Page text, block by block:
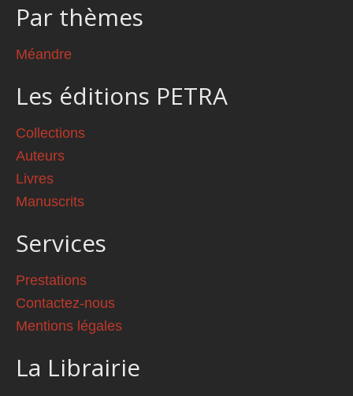
Par thèmes
Méandre
Les éditions PETRA
Collections
Auteurs
Livres
Manuscrits
Services
Prestations
Contactez-nous
Mentions légales
La Librairie